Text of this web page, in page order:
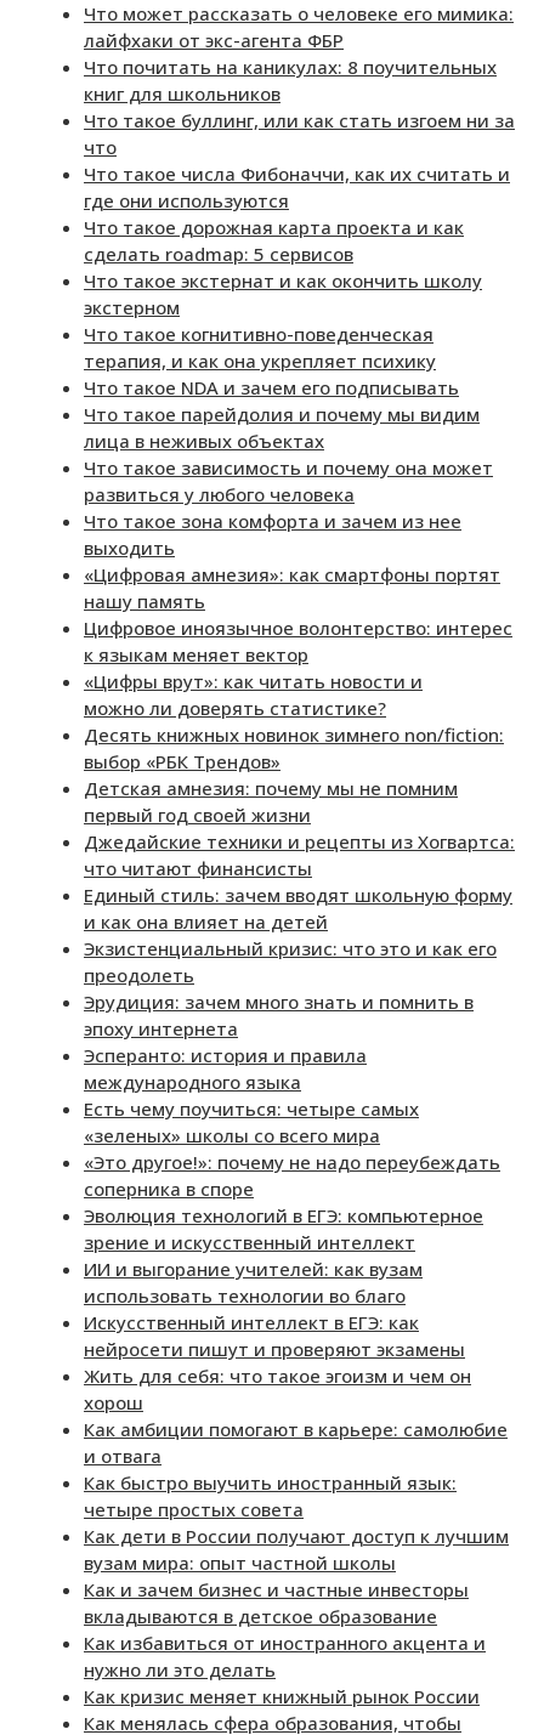
Что может рассказать о человеке его мимика:
лайфхаки от экс-агента ФБР
Что почитать на каникулах: 8 поучительных
книг для школьников
Что такое буллинг, или как стать изгоем ни за
что
Что такое числа Фибоначчи, как их считать и
где они используются
Что такое дорожная карта проекта и как
сделать roadmap: 5 сервисов
Что такое экстернат и как окончить школу
экстерном
Что такое когнитивно-поведенческая
терапия, и как она укрепляет психику
Что такое NDA и зачем его подписывать
Что такое парейдолия и почему мы видим
лица в неживых объектах
Что такое зависимость и почему она может
развиться у любого человека
Что такое зона комфорта и зачем из нее
выходить
«Цифровая амнезия»: как смартфоны портят
нашу память
Цифровое иноязычное волонтерство: интерес
к языкам меняет вектор
«Цифры врут»: как читать новости и
можно ли доверять статистике?
Десять книжных новинок зимнего non/fiction:
выбор «РБК Трендов»
Детская амнезия: почему мы не помним
первый год своей жизни
Джедайские техники и рецепты из Хогвартса:
что читают финансисты
Единый стиль: зачем вводят школьную форму
и как она влияет на детей
Экзистенциальный кризис: что это и как его
преодолеть
Эрудиция: зачем много знать и помнить в
эпоху интернета
Эсперанто: история и правила
международного языка
Есть чему поучиться: четыре самых
«зеленых» школы со всего мира
«Это другое!»: почему не надо переубеждать
соперника в споре
Эволюция технологий в ЕГЭ: компьютерное
зрение и искусственный интеллект
ИИ и выгорание учителей: как вузам
использовать технологии во благо
Искусственный интеллект в ЕГЭ: как
нейросети пишут и проверяют экзамены
Жить для себя: что такое эгоизм и чем он
хорош
Как амбиции помогают в карьере: самолюбие
и отвага
Как быстро выучить иностранный язык:
четыре простых совета
Как дети в России получают доступ к лучшим
вузам мира: опыт частной школы
Как и зачем бизнес и частные инвесторы
вкладываются в детское образование
Как избавиться от иностранного акцента и
нужно ли это делать
Как кризис меняет книжный рынок России
Как менялась сфера образования, чтобы